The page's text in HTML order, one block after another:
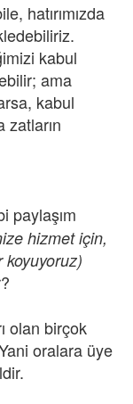
hatırımızda
kabul
ama
kabul
paylaşım
hizmet için,
koyuyoruz)
olan birçok
oralara üye